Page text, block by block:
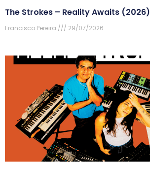
The Strokes – Reality Awaits (2026)
Francisco Pereira 29/07/2026